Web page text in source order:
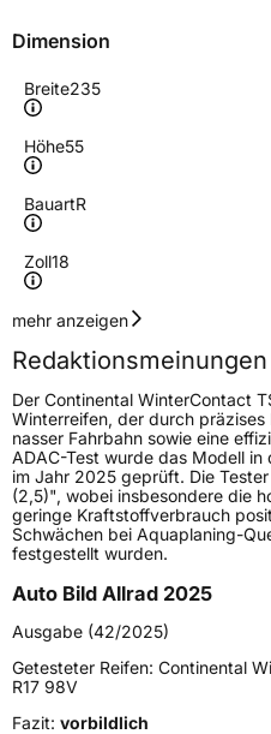
Dimension
Breite235
Höhe55
BauartR
Zoll18
Geschwindigkeitsindex
Höchstgeschwindigkeit
210 km/h
Lastindex100
Höchstlast800 kg
Gewicht (in kg)13,567 kg
Generelle Merkmale
FahrzeugtypPKW
VerwendungWinterreifen
ModellnameWinterContact TS
FahrzeugartPKW & SUV
mehr anzeigen
Der Continental WinterContact
Winterreifen, der durch
nasser Fahrbahn sowie eine
ADAC-Test wurde das Modell
im Jahr 2025 geprüft. Die
(2,5)", wobei insbesondere die
geringe Kraftstoffverbrauch
Schwächen bei Aquaplaning-
festgestellt wurden.
Auto Bild Allrad 2025
Ausgabe (42/2025)
Getesteter Reifen: Continental
R17 98V
Fazit: vorbildlich